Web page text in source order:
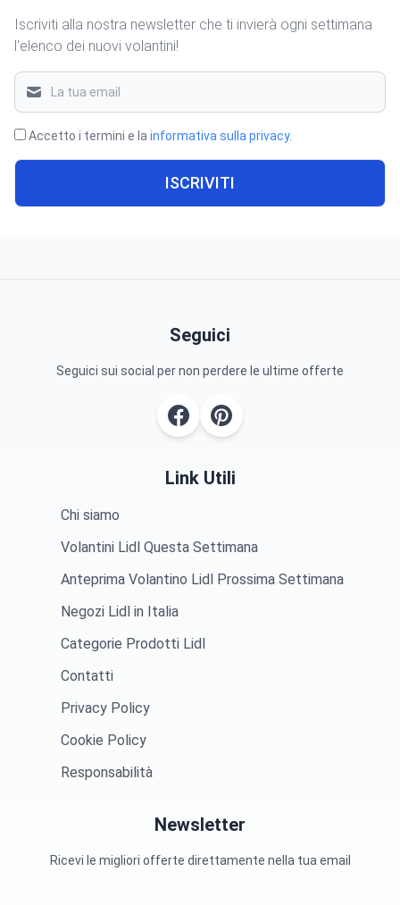
Iscriviti alla nostra newsletter che ti invierà ogni settimana
l'elenco dei nuovi volantini!
Accetto i termini e la informativa sulla privacy.
ISCRIVITI
Seguici
Seguici sui social per non perdere le ultime offerte
Link Utili
Chi siamo
Volantini Lidl Questa Settimana
Anteprima Volantino Lidl Prossima Settimana
Negozi Lidl in Italia
Categorie Prodotti Lidl
Contatti
Privacy Policy
Cookie Policy
Responsabilità
Newsletter
Ricevi le migliori offerte direttamente nella tua email